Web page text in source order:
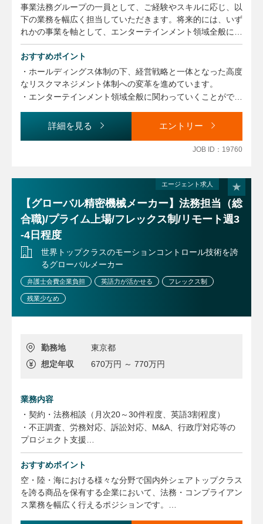
事業法務グループの一員として、ご経験やスキルに応じ、以
下の業務を幅広く担当していただきます。将来的には、いず
れかの事業を軸として、エンターテインメント領域全般に関
する専門性を高めていただくことを期待しています。
＜具体的な仕事内容＞
・契約書の作成・審査・交渉支援
・事業部門からの法務相談対応
・法務関連の規程・マニュアル作成、研修支援 等
おすすめポイント
・ホールディングス体制の下、経営戦略と一体となった高度
なリスクマネジメント体制への変革を進めています。
・エンターテインメント領域全般に関わっていくことができ
・働き方については、柔軟であり、リモートワークも活用い
詳細を見る エントリー
JOB ID：19760
エージェント求人
【グローバル精密機械メーカー】法務担当（総
合職)/プライム上場/フレックス制/リモート週3
-4日程度
世界トップクラスのモーションコントロール技術を誇
るグローバルメーカー
弁護士会費企業負担 英語力が活かせる フレックス制
残業少なめ
勤務地
東京都
想定年収
670万円 ～ 770万円
業務内容
・契約・法務相談（月次20～30件程度、英語3割程度）
・不正調査、労務対応、訴訟対応、M&A、行政庁対応等の
プロジェクト支援
・社内法務教育（研修、e-learning）
・社内広報（動画配信等）
・上記に関する後輩育成、指導
・上記に関する管理職補助
・出張：年に2～4回程度（国内）
おすすめポイント
空・陸・海における様々な分野で国内外シェアトップクラス
を誇る商品を保有する企業において、法務・コンプライアン
ス業務を幅広く行えるポジションです。